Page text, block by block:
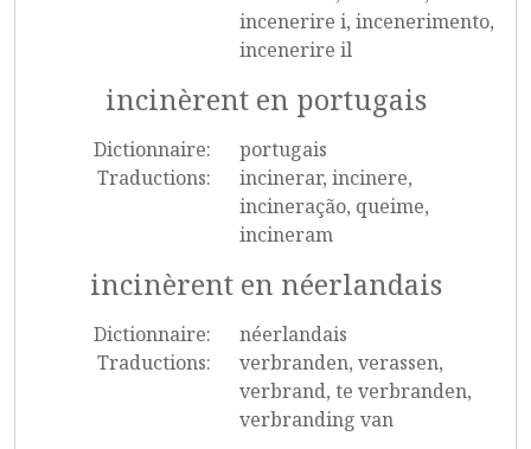
incenerire i, incenerimento,
incenerire il
incinèrent en portugais
Dictionnaire:
portugais
Traductions:
incinerar, incinere,
incineração, queime,
incineram
incinèrent en néerlandais
Dictionnaire:
néerlandais
Traductions:
verbranden, verassen,
verbrand, te verbranden,
verbranding van